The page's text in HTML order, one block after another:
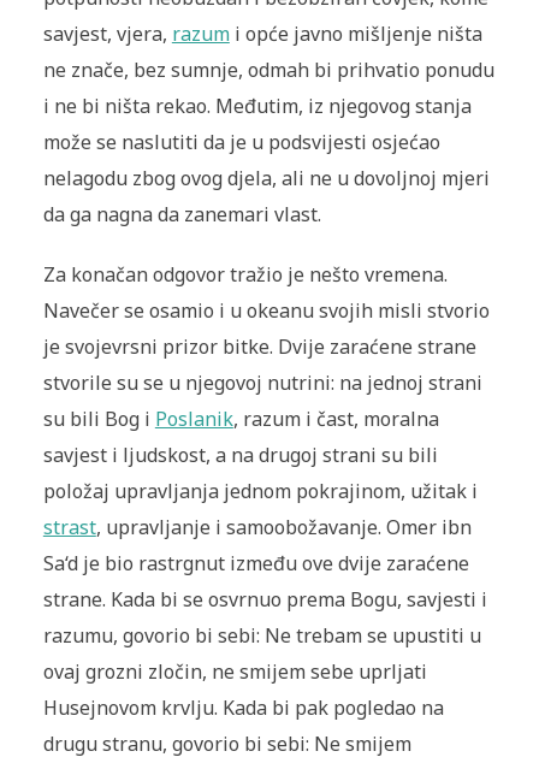
savjest, vjera, razumi opće javno mišljenje ništa
ne znače, bez sumnje, odmah bi prihvatio ponudu
i ne bi ništa rekao. Međutim, iz njegovog stanja
može se naslutiti da je u podsvijesti osjećao
nelagodu zbog ovog djela, ali ne u dovoljnoj mjeri
da ga nagna da zanemari vlast.
Za konačan odgovor tražio je nešto vremena.
Navečer se osamio i u okeanu svojih misli stvorio
je svojevrsni prizor bitke. Dvije zaraćene strane
stvorile su se u njegovoj nutrini: na jednoj strani
su bili Bog i Poslanik, razum i čast, moralna
savjest i ljudskost, a na drugoj strani su bili
položaj upravljanja jednom pokrajinom, užitak i
strast, upravljanje i samoobožavanje. Omer ibn
Sa‘d je bio rastrgnut između ove dvije zaraćene
strane. Kada bi se osvrnuo prema Bogu, savjesti i
razumu, govorio bi sebi: Ne trebam se upustiti u
ovaj grozni zločin, ne smijem sebe uprljati
Husejnovom krvlju. Kada bi pak pogledao na
drugu stranu, govorio bi sebi: Ne smijem